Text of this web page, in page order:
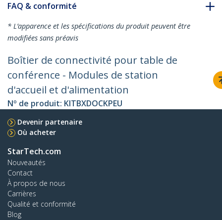
FAQ & conformité
* L’apparence et les spécifications du produit peuvent être
modifiées sans préavis
Boîtier de connectivité pour table de
conférence - Modules de station
d'accueil et d'alimentation
Nº de produit: KITBXDOCKPEU
Devenir partenaire
Où acheter
StarTech.com
Nouveautés
Contact
À propos de nous
Carrières
Qualité et conformité
Blog